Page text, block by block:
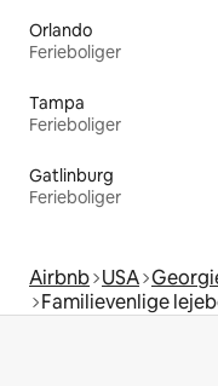
Orlando
Ferieboliger
Tampa
Ferieboliger
Gatlinburg
Ferieboliger
Airbnb USA
Familievenlige